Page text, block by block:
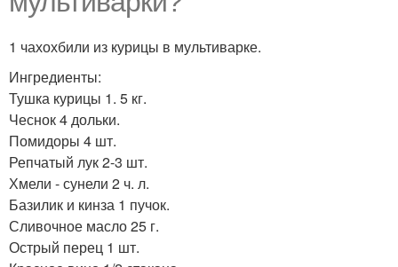
1 чахохбили из курицы в мультиварке.
Ингредиенты:
Тушка курицы 1. 5 кг.
Чеснок 4 дольки.
Помидоры 4 шт.
Репчатый лук 2-3 шт.
Хмели - сунели 2 ч. л.
Базилик и кинза 1 пучок.
Сливочное масло 25 г.
Острый перец 1 шт.